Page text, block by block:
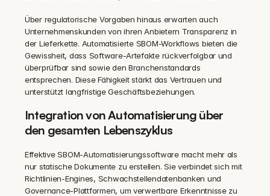
Über regulatorische Vorgaben hinaus erwarten auch
Unternehmenskunden von ihren Anbietern Transparenz in
der Lieferkette. Automatisierte SBOM-Workflows bieten die
Gewissheit, dass Software-Artefakte rückverfolgbar und
überprüfbar sind sowie den Branchenstandards
entsprechen. Diese Fähigkeit stärkt das Vertrauen und
unterstützt langfristige Geschäftsbeziehungen.
Integration von Automatisierung über
den gesamten Lebenszyklus
Effektive SBOM-Automatisierungssoftware macht mehr als
nur statische Dokumente zu erstellen. Sie verbindet sich mit
Richtlinien-Engines, Schwachstellendatenbanken und
Governance-Plattformen, um verwertbare Erkenntnisse zu